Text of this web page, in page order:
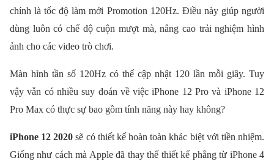
chính là tốc độ làm mới Promotion 120Hz. Điều này giúp người
dùng luôn có chế độ cuộn mượt mà, nâng cao trải nghiệm hình
ảnh cho các video trò chơi.
Màn hình tần số 120Hz có thể cập nhật 120 lần mỗi giây. Tuy
vậy vẫn có nhiều suy đoán về việc iPhone 12 Pro và iPhone 12
Pro Max có thực sự bao gồm tính năng này hay không?
iPhone 12 2020 sẽ có thiết kế hoàn toàn khác biệt với tiền nhiệm.
Giống như cách mà Apple đã thay thế thiết kế phẳng từ iPhone 4